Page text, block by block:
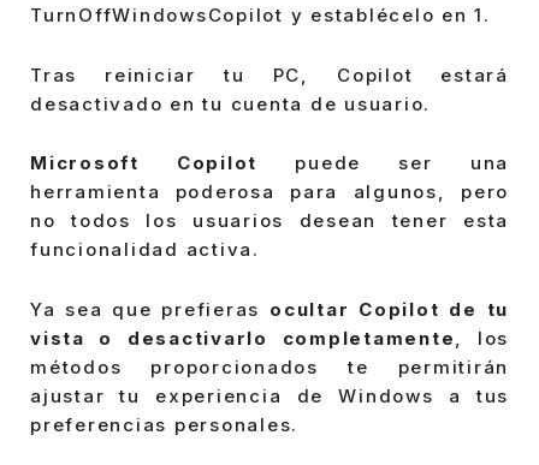
TurnOffWindowsCopilot y establécelo en 1.
Tras reiniciar tu PC, Copilot estará
desactivado en tu cuenta de usuario.
Microsoft Copilot
puede ser una
herramienta poderosa para algunos, pero
no todos los usuarios desean tener esta
funcionalidad activa.
Ya sea que prefieras ocultar Copilot de tu
vista o desactivarlo completamente
, los
métodos proporcionados te permitirán
ajustar tu experiencia de Windows a tus
preferencias personales.